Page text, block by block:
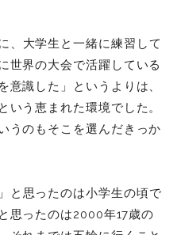
、大学生と一緒に練習して
世界の大会で活躍している
意識した」というよりは、
いう恵まれた環境でした。
うのもそこを選んだきっか
と思ったのは小学生の頃で
思ったのは2000年17歳の